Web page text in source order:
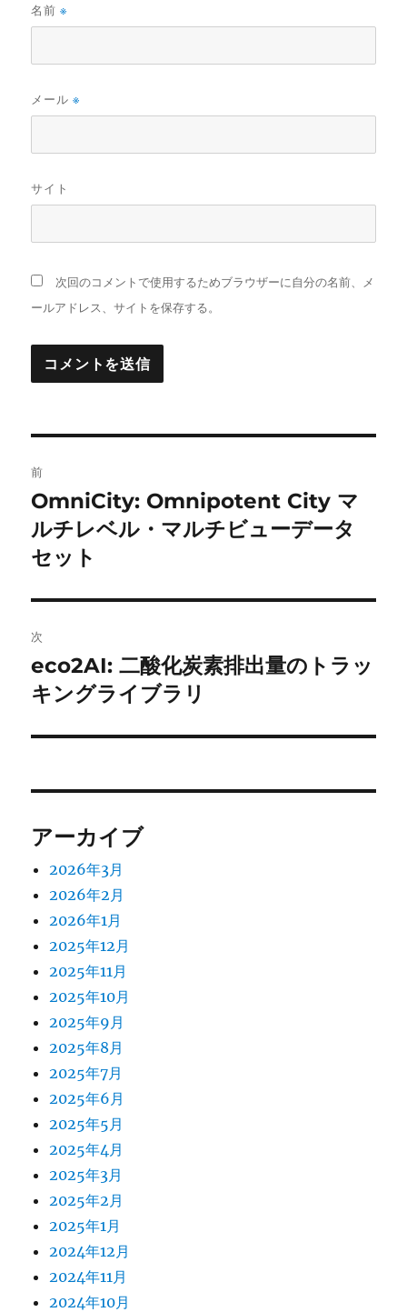
名前※
メール※
サイト
次回のコメントで使用するためブラウザーに自分の名前、メ
ールアドレス、サイトを保存する。
稿
ナ
ビ
ゲ
ー
シ
前
前
の
投
OmniCity: Omnipotent City マ
ルチレベル・マルチビューデータ
セット
次
次
の
稿:
eco2AI: 二酸化炭素排出量のトラッ
キングライブラリ
アーカイブ
2026年3月
2026年2月
2026年1月
2025年12月
2025年11月
2025年10月
2025年9月
2025年8月
2025年7月
2025年6月
2025年5月
2025年4月
2025年3月
2025年2月
2025年1月
2024年12月
2024年11月
2024年10月